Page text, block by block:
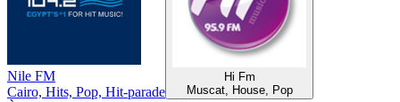
Nile FM
Cairo, Hits, Pop, Hit-parade
Hi Fm
Muscat, House, Pop